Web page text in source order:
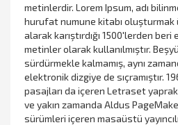
metinlerdir. Lorem Ipsum, adı
hurufat numune kitabı oluşturmak
alarak karıştırdığı 1500'lerden
metinler olarak kullanılmıştır.
sürdürmekle kalmamış, aynı
elektronik dizgiye de sıçramıştır.
pasajları da içeren Letraset
ve yakın zamanda Aldus
sürümleri içeren masaüstü